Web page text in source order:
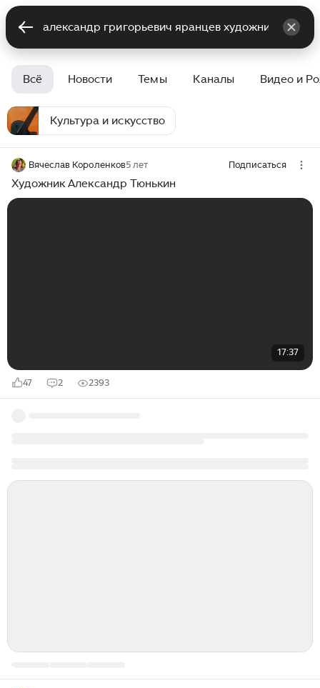
Всё Новости Темы Каналы Видео и
Культура и искусство
Вячеслав Короленков5 лет Подписаться
Художник Александр Тюнькин
17:37
47 2 2393